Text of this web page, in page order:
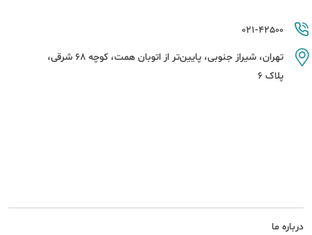
درباره ما
021-42500
تهران، شیراز جنوبی، پایین‌تر از اتوبان همت، کوچه 68 شرقی،
پلاک 6